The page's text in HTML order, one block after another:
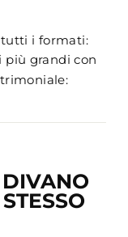
tutti i formati:
più grandi con
DIVANO